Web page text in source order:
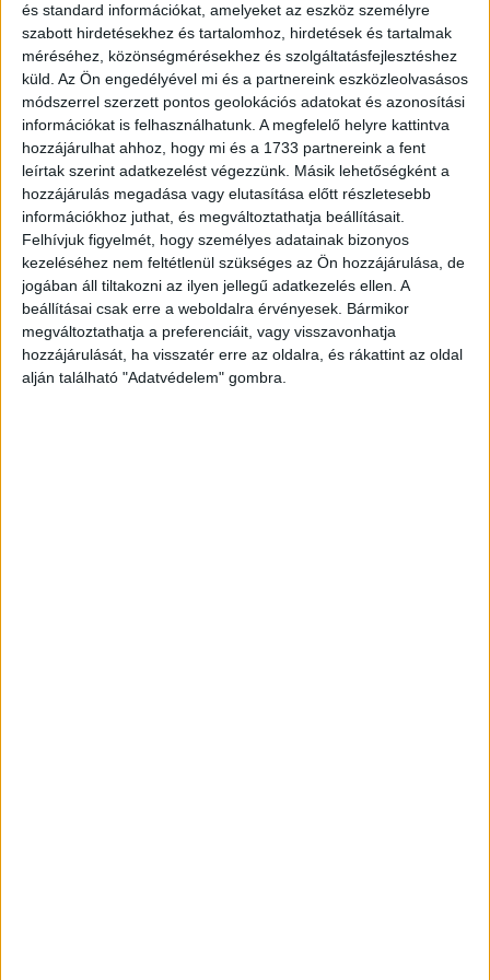
és standard információkat, amelyeket az eszköz személyre
szabott hirdetésekhez és tartalomhoz, hirdetések és tartalmak
méréséhez, közönségmérésekhez és szolgáltatásfejlesztéshez
küld. Az Ön engedélyével mi és a partnereink eszközleolvasásos
módszerrel szerzett pontos geolokációs adatokat és azonosítási
információkat is felhasználhatunk. A megfelelő helyre kattintva
hozzájárulhat ahhoz, hogy mi és a 1733 partnereink a fent
leírtak szerint adatkezelést végezzünk. Másik lehetőségként a
hozzájárulás megadása vagy elutasítása előtt részletesebb
információkhoz juthat, és megváltoztathatja beállításait.
Felhívjuk figyelmét, hogy személyes adatainak bizonyos
kezeléséhez nem feltétlenül szükséges az Ön hozzájárulása, de
jogában áll tiltakozni az ilyen jellegű adatkezelés ellen. A
beállításai csak erre a weboldalra érvényesek. Bármikor
megváltoztathatja a preferenciáit, vagy visszavonhatja
hozzájárulását, ha visszatér erre az oldalra, és rákattint az oldal
alján található "Adatvédelem" gombra.
információ. Az aktuális lefedettségről a Telekom ügyfelei
ezen a weboldalon tájékozódhatnak.
OLVASTA MÁR?
Sorozatpremierek és nagy visszatérők a Direct Now appban